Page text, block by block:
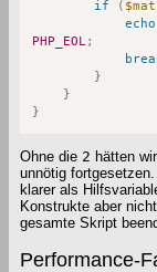
if
(
echo
PHP_EOL;
}
}
}
Ohne die 2 hätten
unnötig
klarer als
Konstrukte aber
gesamte Skript
Performance-